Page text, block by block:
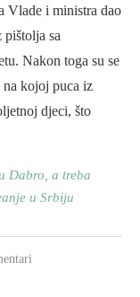
Vlade i ministra dao
sa
Nakon toga su se
kojoj puca iz
djeci, što
Dabro, a treba
u Srbiju